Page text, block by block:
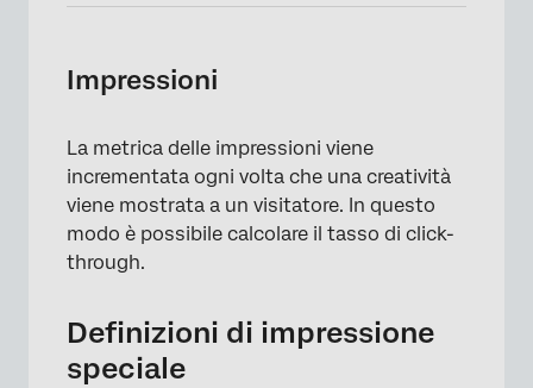
Impressioni
La metrica delle impressioni viene
incrementata ogni volta che una creatività
viene mostrata a un visitatore. In questo
modo è possibile calcolare il tasso di click-
through.
Definizioni di impressione
speciale